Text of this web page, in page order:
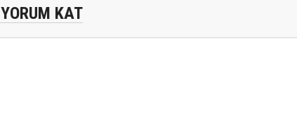
YORUM KAT